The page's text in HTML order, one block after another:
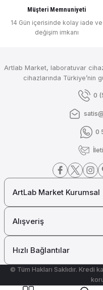
Ohaus Mekanik Karıştırıcı e-
Ohaus Mekanik Karıştırıcı e-
₺ 141.569
OHAUS
Ohaus Mekanik Karıştırıcı e-
Müşteri Memnuniyeti
14 Gün içerisinde kolay iade ve
değişim imkanı
Artlab Market, laboratuvar
cihazlarında Türkiye’nin
0
0
ArtLab Market Kurumsal
Alışveriş
Hızlı Bağlantılar
© Tüm Hakları Saklıdır. Kredi